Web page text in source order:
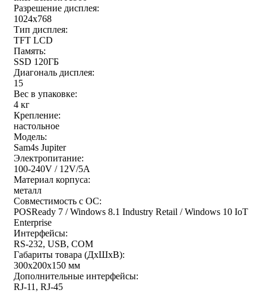
Разрешение дисплея:
1024x768
Тип дисплея:
TFT LCD
Память:
SSD 120ГБ
Диагональ дисплея:
15
Вес в упаковке:
4 кг
Крепление:
настольное
Модель:
Sam4s Jupiter
Электропитание:
100-240V / 12V/5A
Материал корпуса:
металл
Совместимость с ОС:
POSReady 7 / Windows 8.1 Industry Retail / Windows 10 IoT
Enterprise
Интерфейсы:
RS-232, USB, COM
Габариты товара (ДxШxВ):
300х200х150 мм
Дополнительные интерфейсы:
RJ-11, RJ-45